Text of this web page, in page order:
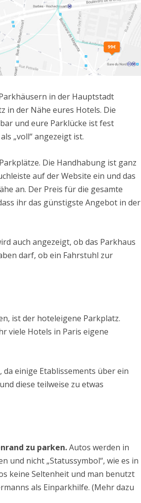
in der Hauptstadt
in der Nähe eures Hotels. Die
und eure Parklücke ist fest
„voll“ angezeigt ist.
Die Handhabung ist ganz
auf der Website ein und das
an. Der Preis für die gesamte
ihr das günstigste Angebot in der
auch angezeigt, ob das Parkhaus
darf, ob ein Fahrstuhl zur
ist der hoteleigene Parkplatz.
viele Hotels in Paris eigene
einige Etablissements über ein
diese teilweise zu etwas
zu parken.Autos werden in
und nicht „Statussymbol“, wie es in
keine Seltenheit und man benutzt
als Einparkhilfe. (Mehr dazu